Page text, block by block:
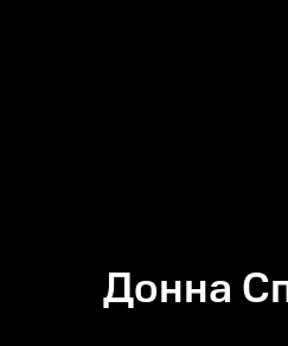
Донна